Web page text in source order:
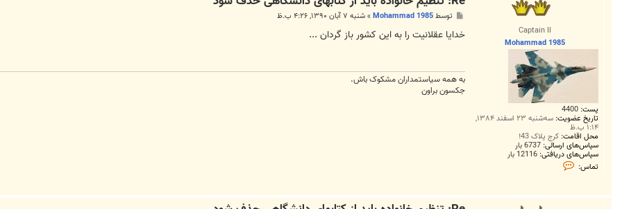
Captain II
Mohammad 1985
پست: 4400
تاریخ عضویت: سه‌شنبه ۲۳ اسفند ۱۳۸۴,
۱:۱۴ ب.ظ
محل اقامت: کرج پلاک 43!
سپاس‌های ارسالی: 6737 بار
سپاس‌های دریافتی: 12116 بار
تماس:
ت
M
ت
توسطMohammad 1985
»شنبه ۷ آبان ۱۳۹۰, ۴:۲۶ ب.ظ
خدایا عقلانیت را به این کشور باز گردان ...
به همه سياستمداران مشکوک باش.
جکسون براون